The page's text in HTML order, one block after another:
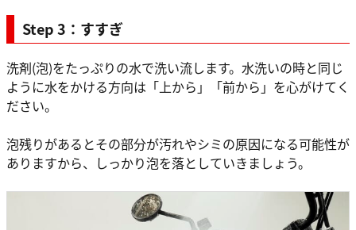
Step 3：すすぎ
洗剤(泡)をたっぷりの水で洗い流します。水洗いの時と同じ
ように水をかける方向は「上から」「前から」を心がけてく
ださい。
泡残りがあるとその部分が汚れやシミの原因になる可能性が
ありますから、しっかり泡を落としていきましょう。